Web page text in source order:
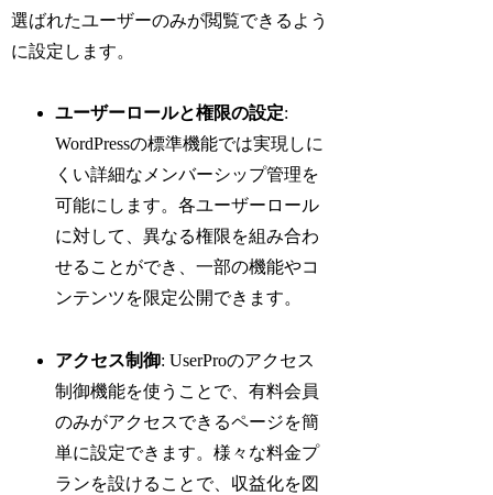
選ばれたユーザーのみが閲覧できるよう
に設定します。
ユーザーロールと権限の設定:
WordPressの標準機能では実現しに
くい詳細なメンバーシップ管理を
可能にします。各ユーザーロール
に対して、異なる権限を組み合わ
せることができ、一部の機能やコ
ンテンツを限定公開できます。
アクセス制御: UserProのアクセス
制御機能を使うことで、有料会員
のみがアクセスできるページを簡
単に設定できます。様々な料金プ
ランを設けることで、収益化を図